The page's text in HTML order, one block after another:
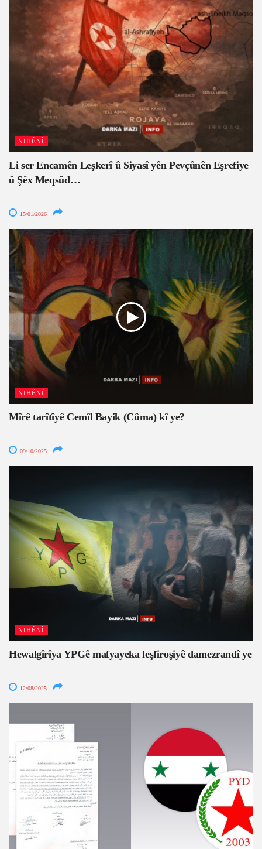
NIHÊNÎ
Li ser Encamên Leşkerî û Siyasî yên Pevçûnên Eşrefiye
û Şêx Meqsûd…
15/01/2026
NIHÊNÎ
Mîrê tarîtîyê Cemîl Bayik (Cûma) kî ye?
09/10/2025
NIHÊNÎ
Hewalgîrîya YPGê mafyayeka leşfiroşiyê damezrandî ye
12/08/2025